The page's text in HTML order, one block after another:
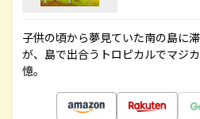
子供の頃から夢見ていた南の島に
が、島で出合うトロピカルでマジ
憶。